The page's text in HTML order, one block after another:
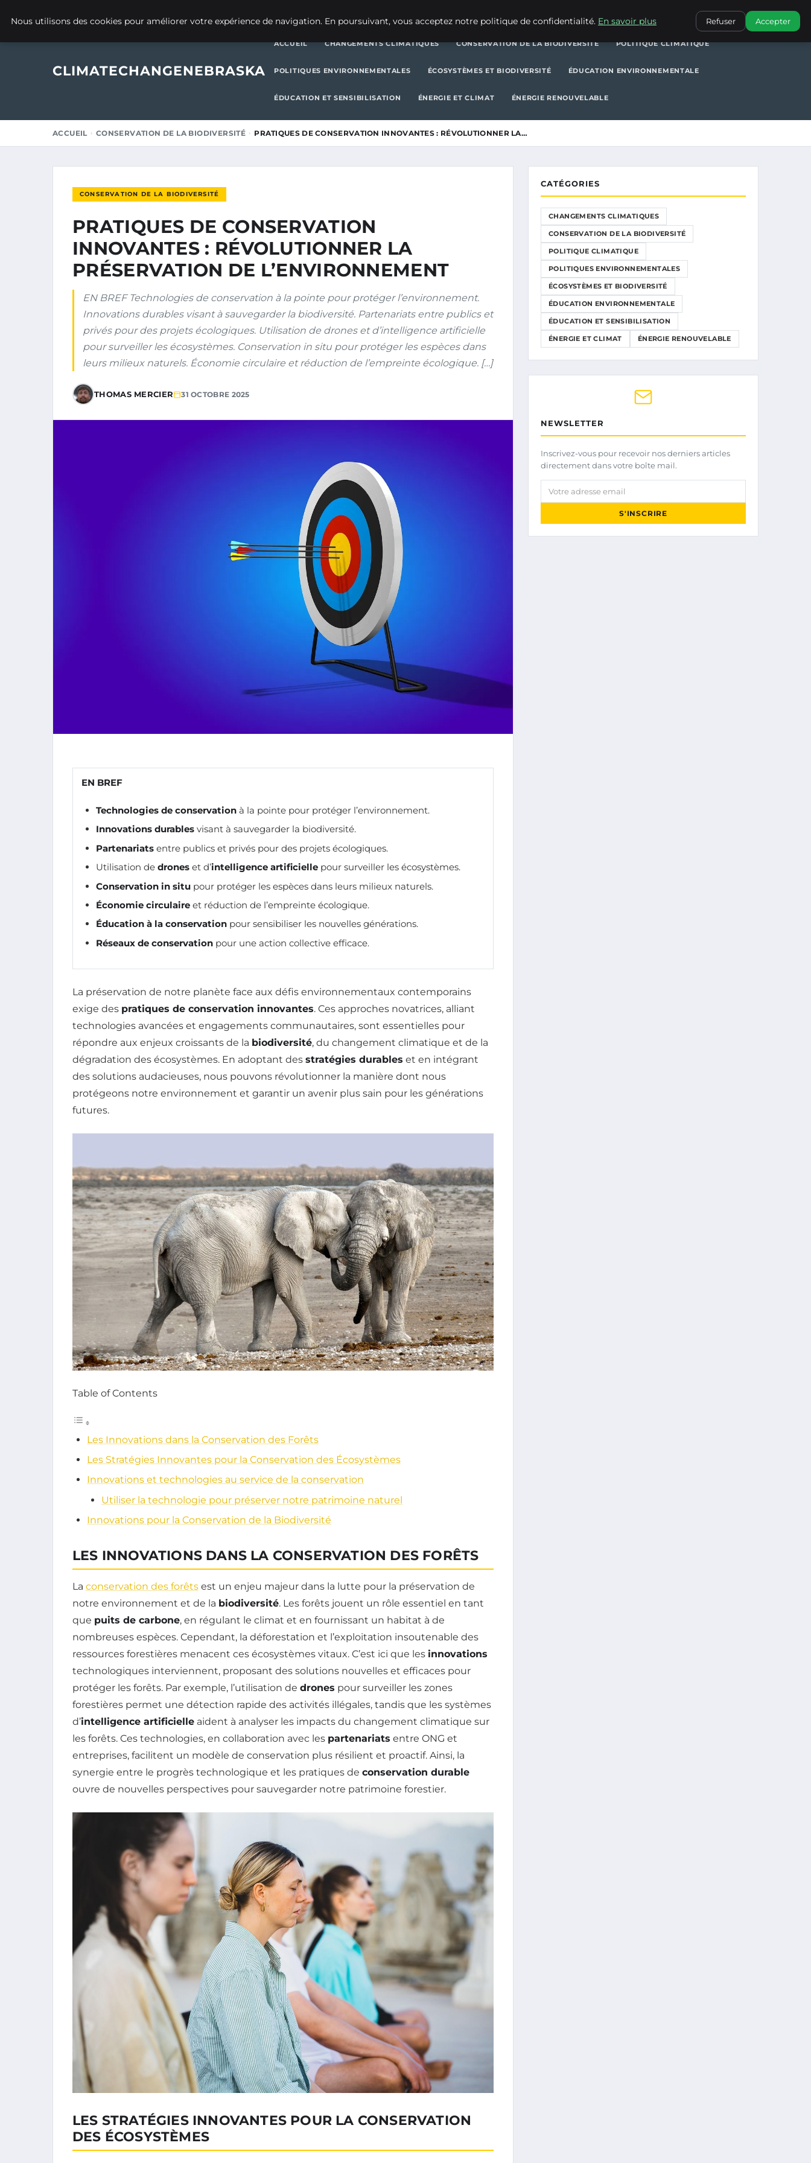
POLITIQUES ENVIRONNEMENTALES
CLIMATECHANGENEBRASKA
ACCUEIL CHANGEMENTS CLIMATIQUES CONSERVATION DE LA BIODIVERSITÉ POLITIQUE CLIMATIQUE
POLITIQUES ENVIRONNEMENTALES ÉCOSYSTÈMES ET BIODIVERSITÉ ÉDUCATION ENVIRONNEMENTALE
ÉDUCATION ET SENSIBILISATION ÉNERGIE ET CLIMAT ÉNERGIE RENOUVELABLE
ACCUEIL CONSERVATION DE LA BIODIVERSITÉ PRATIQUES DE CONSERVATION INNOVANTES : RÉVOLUTIONNER LA…
CONSERVATION DE LA BIODIVERSITÉ
PRATIQUES DE CONSERVATION
INNOVANTES : RÉVOLUTIONNER LA
PRÉSERVATION DE L’ENVIRONNEMENT
EN BREF Technologies de conservation à la pointe pour protéger l’environnement.
Innovations durables visant à sauvegarder la biodiversité. Partenariats entre publics et
privés pour des projets écologiques. Utilisation de drones et d’intelligence artificielle
pour surveiller les écosystèmes. Conservation in situ pour protéger les espèces dans
leurs milieux naturels. Économie circulaire et réduction de l’empreinte écologique. […]
THOMAS MERCIER 31 OCTOBRE 2025
EN BREF
Technologies de conservation à la pointe pour protéger l’environnement.
Innovations durables visant à sauvegarder la biodiversité.
Partenariats entre publics et privés pour des projets écologiques.
Utilisation de drones et d’intelligence artificielle pour surveiller les écosystèmes.
Conservation in situ pour protéger les espèces dans leurs milieux naturels.
Économie circulaire et réduction de l’empreinte écologique.
Éducation à la conservation pour sensibiliser les nouvelles générations.
Réseaux de conservation pour une action collective efficace.
La préservation de notre planète face aux défis environnementaux contemporains
exige des pratiques de conservation innovantes. Ces approches novatrices, alliant
technologies avancées et engagements communautaires, sont essentielles pour
répondre aux enjeux croissants de la biodiversité, du changement climatique et de la
dégradation des écosystèmes. En adoptant des stratégies durables et en intégrant
des solutions audacieuses, nous pouvons révolutionner la manière dont nous
protégeons notre environnement et garantir un avenir plus sain pour les générations
futures.
Table of Contents
Les Innovations dans la Conservation des Forêts
Les Stratégies Innovantes pour la Conservation des Écosystèmes
Innovations et technologies au service de la conservation
Utiliser la technologie pour préserver notre patrimoine naturel
Innovations pour la Conservation de la Biodiversité
LES INNOVATIONS DANS LA CONSERVATION DES FORÊTS
La conservation des forêts est un enjeu majeur dans la lutte pour la préservation de
notre environnement et de la biodiversité. Les forêts jouent un rôle essentiel en tant
que puits de carbone, en régulant le climat et en fournissant un habitat à de
nombreuses espèces. Cependant, la déforestation et l’exploitation insoutenable des
ressources forestières menacent ces écosystèmes vitaux. C’est ici que les innovations
technologiques interviennent, proposant des solutions nouvelles et efficaces pour
protéger les forêts. Par exemple, l’utilisation de drones pour surveiller les zones
forestières permet une détection rapide des activités illégales, tandis que les systèmes
d’intelligence artificielle aident à analyser les impacts du changement climatique sur
les forêts. Ces technologies, en collaboration avec les partenariats entre ONG et
entreprises, facilitent un modèle de conservation plus résilient et proactif. Ainsi, la
synergie entre le progrès technologique et les pratiques de conservation durable
ouvre de nouvelles perspectives pour sauvegarder notre patrimoine forestier.
LES STRATÉGIES INNOVANTES POUR LA CONSERVATION
DES ÉCOSYSTÈMES
CATÉGORIES
CHANGEMENTS CLIMATIQUES
CONSERVATION DE LA BIODIVERSITÉ
POLITIQUE CLIMATIQUE
POLITIQUES ENVIRONNEMENTALES
ÉCOSYSTÈMES ET BIODIVERSITÉ
ÉDUCATION ENVIRONNEMENTALE
ÉDUCATION ET SENSIBILISATION
ÉNERGIE ET CLIMAT ÉNERGIE RENOUVELABLE
NEWSLETTER
Inscrivez-vous pour recevoir nos derniers articles
directement dans votre boîte mail.
Votre adresse email
S'INSCRIRE
Nous utilisons des cookies pour améliorer votre expérience de navigation. En poursuivant, vous acceptez notre politique de confidentialité. En savoir plus Refuser Accepter